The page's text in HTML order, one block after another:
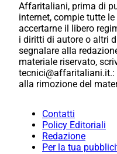
Affaritaliani, prima di
internet, compie tutte
accertarne il libero
i diritti di autore o altri
segnalare alla
materiale riservato,
tecnici@affaritaliani.it.:
alla rimozione del
Contatti
Policy Editoriali
Redazione
Per la tua